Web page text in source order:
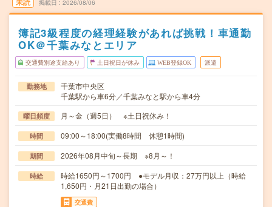
掲載日 2026/08/06
簿記3級程度の経理経験があれば挑戦！車通勤
OK＠千葉みなとエリア
交通費別途支給あり 土日祝日が休み WEB登録OK 派遣
勤務地
千葉市中央区
千葉駅から車6分／千葉みなと駅から車4分
曜日頻度 月～金（週5日） ※土日祝休み！
時間 09:00～18:00(実働8時間 休憩1時間)
期間 2026年08月中旬～長期 ※8月～！
時給
時給1650円～1700円 ●モデル月収：27万円以上（時給
1,650円・月21日出勤の場合）
交通費